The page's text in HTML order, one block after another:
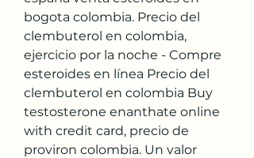
bogota colombia. Precio del
clembuterol en colombia,
ejercicio por la noche - Compre
esteroides en línea Precio del
clembuterol en colombia Buy
testosterone enanthate online
with credit card, precio de
proviron colombia. Un valor